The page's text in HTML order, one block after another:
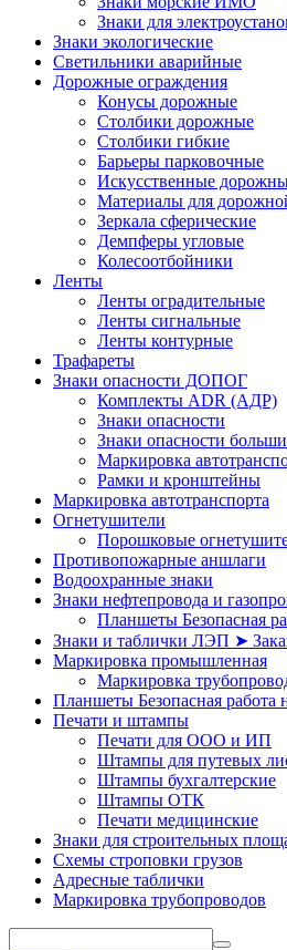
Знаки для
Знаки экологические
Светильники аварийные
Дорожные ограждения
Конусы дорожные
Столбики дорожные
Столбики гибкие
Барьеры парковочные
Искусственные
Материалы для
Зеркала сферические
Демпферы угловые
Колесоотбойники
Ленты
Ленты оградительные
Ленты сигнальные
Ленты контурные
Трафареты
Знаки опасности ДОПОГ
Комплекты ADR (АДР)
Знаки опасности
Знаки опасности
Маркировка
Рамки и кронштейны
Маркировка автотранспорта
Огнетушители
Порошковые
Противопожарные аншлаги
Водоохранные знаки
Знаки нефтепровода и
Планшеты Безопасная
Знаки и таблички ЛЭП ➤
Маркировка промышленная
Маркировка
Планшеты Безопасная работа
Печати и штампы
Печати для ООО и ИП
Штампы для путевых
Штампы бухгалтерские
Штампы ОТК
Печати медицинские
Знаки для строительных
Схемы строповки грузов
Адресные таблички
Маркировка трубопроводов